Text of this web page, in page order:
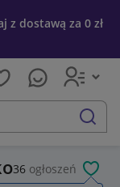
z dostawą za 0 zł
szukaj
36 ogłoszeń